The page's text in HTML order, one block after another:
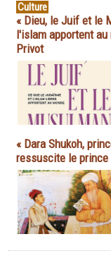
Culture
« Dieu, le Juif et le
l'islam apportent
Privot
« Dara Shukoh,
ressuscite le